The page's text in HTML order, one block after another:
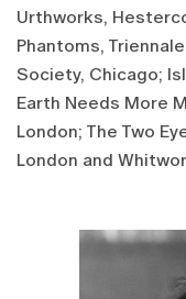
Urthworks,
Phantoms,
Society, Chicago;
Earth Needs More
London; The Two
London and